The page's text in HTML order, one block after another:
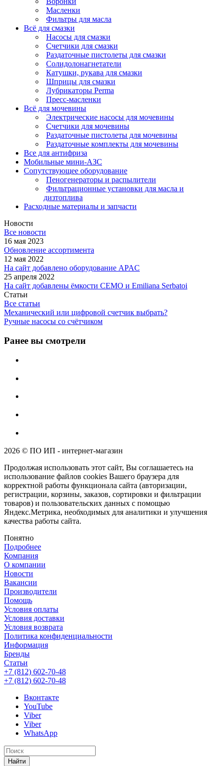
Масленки
Фильтры для масла
Всё для смазки
Насосы для смазки
Счетчики для смазки
Раздаточные пистолеты для смазки
Солидолонагнетатели
Катушки, рукава для смазки
Шприцы для смазки
Лубрикаторы Perma
Пресс-масленки
Всё для мочевины
Электрические насосы для мочевины
Счетчики для мочевины
Раздаточные пистолеты для мочевины
Раздаточные комплекты для мочевины
Все для антифриза
Мобильные мини-АЗС
Сопутствующее оборудование
Пеногенераторы и распылители
Фильтрационные установки для масла и
дизтоплива
Расходные материалы и запчасти
Новости
Все новости
16 мая 2023
Обновление ассортимента
12 мая 2022
На сайт добавлено оборудование APAC
25 апреля 2022
На сайт добавлены ёмкости CEMO и Emiliana Serbatoi
Статьи
Все статьи
Механический или цифровой счетчик выбрать?
Ручные насосы со счётчиком
Ранее вы смотрели
2026 © ПО ИП - интернет-магазин
Продолжая использовать этот сайт, Вы соглашаетесь на
использование файлов cookies Вашего браузера для
корректной работы функционала сайта (авторизации,
регистрации, корзины, заказов, сортировки и фильтрации
товаров) и пользовательских данных с помощью
Яндекс.Метрика, необходимых для аналитики и улучшения
качества работы сайта.
Понятно
Подробнее
Компания
О компании
Новости
Вакансии
Производители
Помощь
Условия оплаты
Условия доставки
Условия возврата
Политика конфиденциальности
Информация
Бренды
Статьи
+7 (812) 602-70-48
+7 (812) 602-70-48
Вконтакте
YouTube
Viber
Viber
WhatsApp
Найти